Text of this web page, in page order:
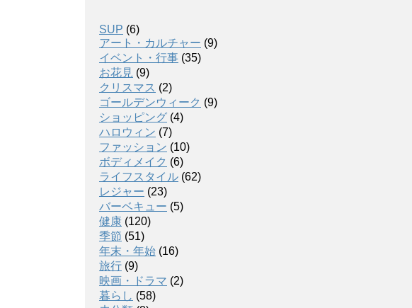
SUP (6)
アート・カルチャー (9)
イベント・行事 (35)
お花見 (9)
クリスマス (2)
ゴールデンウィーク (9)
ショッピング (4)
ハロウィン (7)
ファッション (10)
ボディメイク (6)
ライフスタイル (62)
レジャー (23)
バーベキュー (5)
健康 (120)
季節 (51)
年末・年始 (16)
旅行 (9)
映画・ドラマ (2)
暮らし (58)